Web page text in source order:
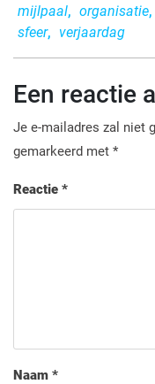
mijlpaal, organisatie,
sfeer, verjaardag
Een reactie
Je e-mailadres zal niet
gemarkeerd met *
Reactie *
Naam *